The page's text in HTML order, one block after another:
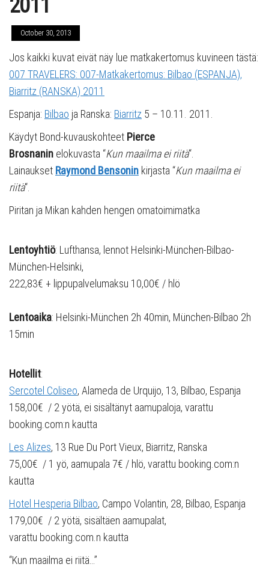
2011
October 30, 2013
Jos kaikki kuvat eivät näy lue matkakertomus kuvineen tästä:
007 TRAVELERS: 007-Matkakertomus: Bilbao (ESPANJA),
Biarritz (RANSKA) 2011
Espanja: Bilbao ja Ranska: Biarritz 5 – 10.11. 2011.
Käydyt Bond-kuvauskohteet Pierce
Brosnanin elokuvasta “Kun maailma ei riitä“.
Lainaukset Raymond Bensonin kirjasta “Kun maailma ei
riitä“.
Piritan ja Mikan kahden hengen omatoimimatka
Lentoyhtiö: Lufthansa, lennot Helsinki-München-Bilbao-
München-Helsinki,
222,83€ + lippupalvelumaksu 10,00€ / hlö
Lentoaika: Helsinki-München 2h 40min, München-Bilbao 2h
15min
Hotellit:
Sercotel Coliseo, Alameda de Urquijo, 13, Bilbao, Espanja
158,00€ / 2 yötä, ei sisältänyt aamupaloja, varattu
booking.com:n kautta
Les Alizes, 13 Rue Du Port Vieux, Biarritz, Ranska
75,00€ / 1 yö, aamupala 7€ / hlö, varattu booking.com:n
kautta
Hotel Hesperia Bilbao, Campo Volantin, 28, Bilbao, Espanja
179,00€ / 2 yötä, sisältäen aamupalat,
varattu booking.com.n kautta
“Kun maailma ei riitä…”